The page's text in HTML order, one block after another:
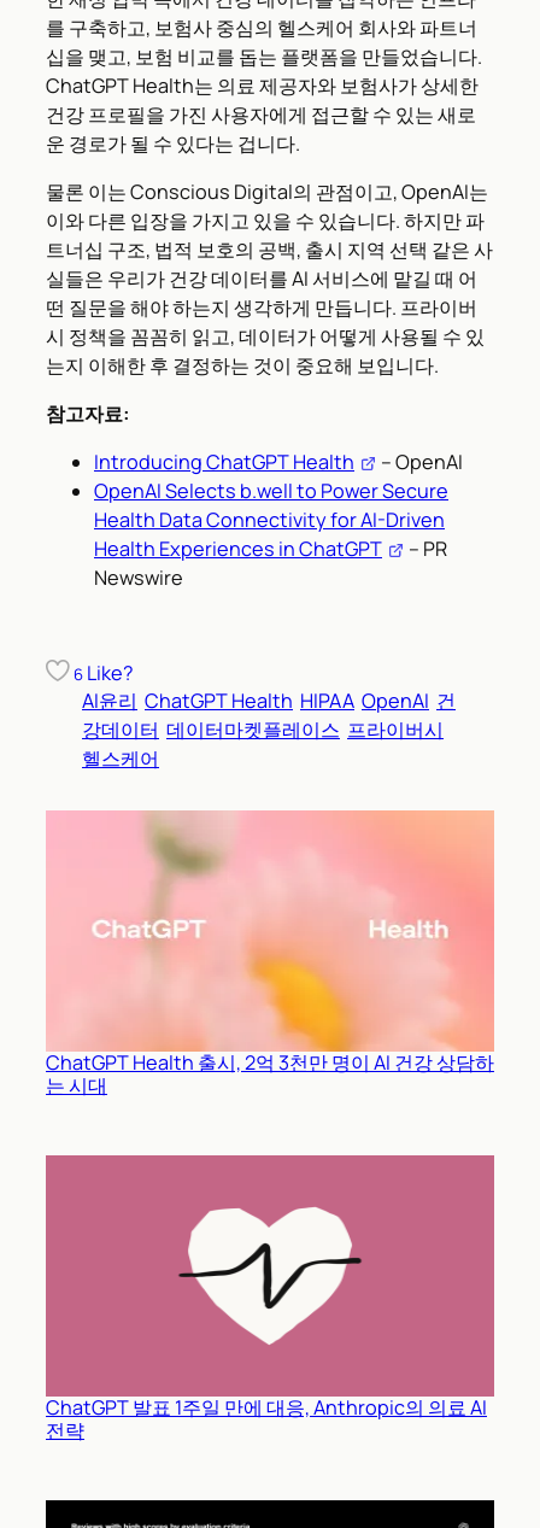
를 구축하고, 보험사 중심의 헬스케어 회사와 파트너
십을 맺고, 보험 비교를 돕는 플랫폼을 만들었습니다.
ChatGPT Health는 의료 제공자와 보험사가 상세한
건강 프로필을 가진 사용자에게 접근할 수 있는 새로
운 경로가 될 수 있다는 겁니다.
물론 이는 Conscious Digital의 관점이고, OpenAI는
이와 다른 입장을 가지고 있을 수 있습니다. 하지만 파
트너십 구조, 법적 보호의 공백, 출시 지역 선택 같은 사
실들은 우리가 건강 데이터를 AI 서비스에 맡길 때 어
떤 질문을 해야 하는지 생각하게 만듭니다. 프라이버
시 정책을 꼼꼼히 읽고, 데이터가 어떻게 사용될 수 있
는지 이해한 후 결정하는 것이 중요해 보입니다.
참고자료:
Introducing ChatGPT Health
– OpenAI
OpenAI Selects b.well to Power Secure
Health Data Connectivity for AI-Driven
Health Experiences in ChatGPT
– PR
Newswire
6 Like?
AI윤리 ChatGPT Health HIPAA OpenAI 건
강데이터 데이터마켓플레이스 프라이버시
헬스케어
ChatGPT Health 출시, 2억 3천만 명이 AI 건강 상담하
는 시대
ChatGPT 발표 1주일 만에 대응, Anthropic의 의료 AI
전략